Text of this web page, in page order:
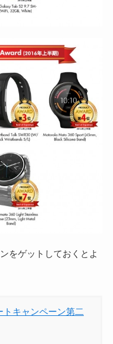
をゲットしておくとよ
トキャンペーン第二